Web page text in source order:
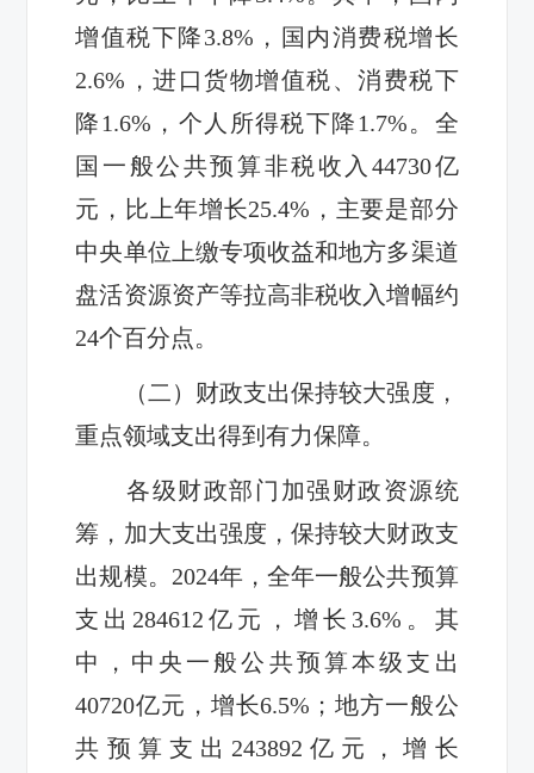
增值税下降3.8%，国内消费税增长
2.6%，进口货物增值税、消费税下
降1.6%，个人所得税下降1.7%。全
国一般公共预算非税收入44730亿
元，比上年增长25.4%，主要是部分
中央单位上缴专项收益和地方多渠道
盘活资源资产等拉高非税收入增幅约
24个百分点。
（二）财政支出保持较大强度 ，
重点领域支出得到有力保障。
各级财政部门加强财政资源统
筹，加大支出强度，保持较大财政支
出规模。2024年，全年一般公共预算
支出284612亿元，增长3.6%。其
中，中央一般公共预算本级支出
40720亿元，增长6.5%；地方一般公
共预算支出243892亿元，增长